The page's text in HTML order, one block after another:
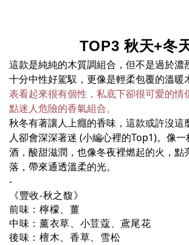
TOP3 秋天+冬
這款是純純的木質調組合，但不是過於濃
十分中性好駕馭，更像是輕柔包覆的溫暖
表看起來很有個性，私底下卻很可愛的情
點迷人危險的香氣組合。
秋冬有著讓人上癮的香味，這款或許沒這
人卻會深深著迷 (小編心裡的Top1)。 像一
酒，酸甜滋潤， 也像冬夜裡燃起的火，點
落，帶來通透溫柔的光。
-
《豐收-秋之馥》
前味：檸檬、薑
中味：薰衣草、小荳蔻、鳶尾花
後味：檀木、香草、雪松